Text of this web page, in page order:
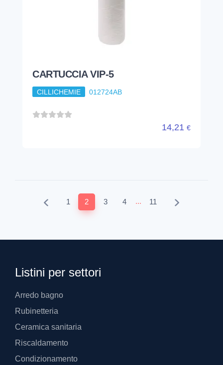
CARTUCCIA VIP-5
CILLICHEMIE 012724AB
14,21 €
1 2 3 4 ... 11
Listini per settori
Arredo bagno
Rubinetteria
Ceramica sanitaria
Riscaldamento
Condizionamento